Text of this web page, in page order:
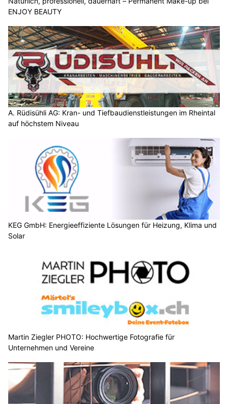
ENJOY BEAUTY
A. Rüdisühli AG: Kran- und Tiefbaudienstleistungen im Rheintal
auf höchstem Niveau
KEG GmbH: Energieeffiziente Lösungen für Heizung, Klima und
Solar
Martin Ziegler PHOTO: Hochwertige Fotografie für
Unternehmen und Vereine